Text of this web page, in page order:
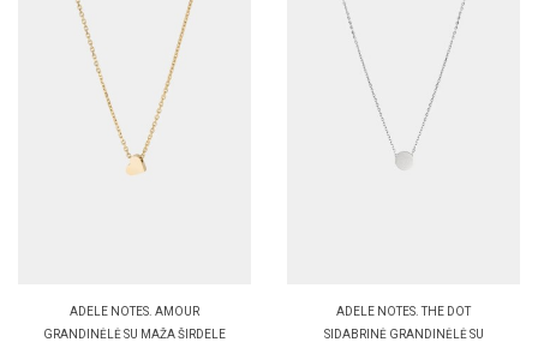
ADELE NOTES. AMOUR
GRANDINĖLĖ SU MAŽA ŠIRDELE
ADELE NOTES. THE DOT
SIDABRINĖ GRANDINĖLĖ SU